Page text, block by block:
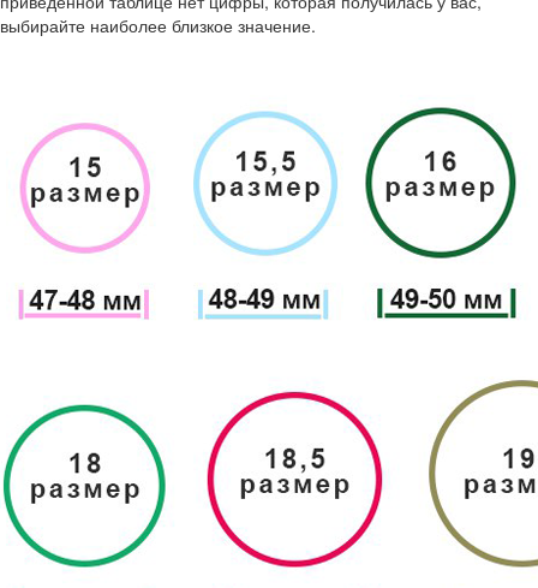
выбирайте наиболее близкое значение.